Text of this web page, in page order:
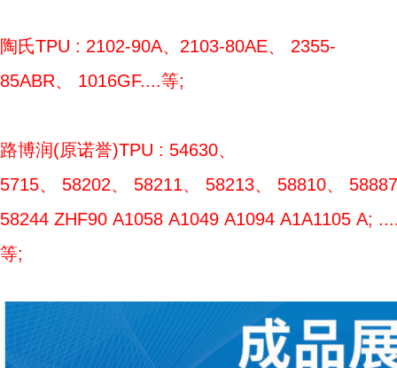
陶氏TPU : 2102-90A、2103-80AE、 2355-
85ABR、 1016GF....等;
路博润(原诺誉)TPU : 54630、
5715、 58202、 58211、 58213、 58810、
58244 ZHF90 A1058 A1049 A1094 A1A1105 A;
等;